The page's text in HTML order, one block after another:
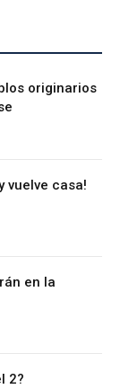
originarios
vuelve casa!
en la
2?